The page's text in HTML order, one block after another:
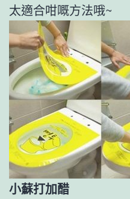
太適合咁嘅方法哦~
小蘇打加醋